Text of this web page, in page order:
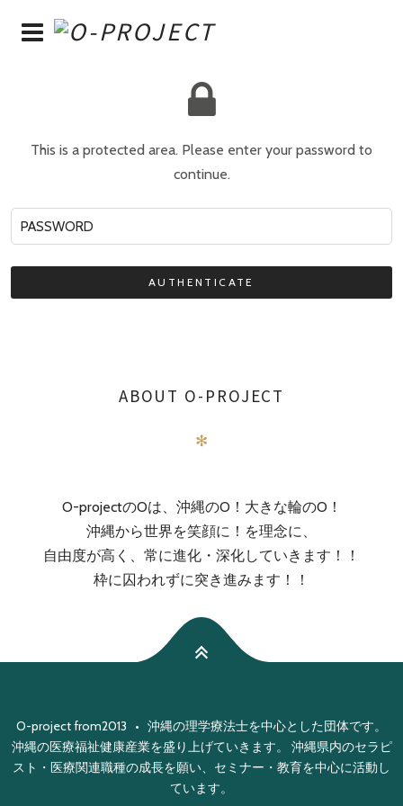
This is a protected area. Please enter your password to
continue.
ABOUT O-PROJECT
✻
O-projectのOは、沖縄のO！大きな輪のO！
沖縄から世界を笑顔に！を理念に、
自由度が高く、常に進化・深化していきます！！
枠に囚われずに突き進みます！！
O-project from2013 • 沖縄の理学療法士を中心とした団体です。
沖縄の医療福祉健康産業を盛り上げていきます。 沖縄県内のセラピ
スト・医療関連職種の成長を願い、セミナー・教育を中心に活動し
ています。